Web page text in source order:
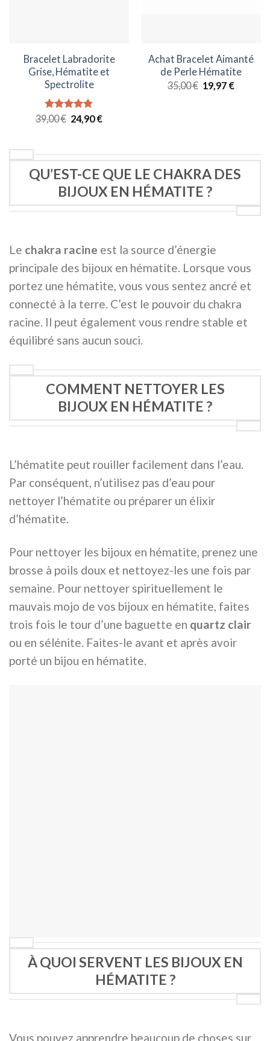
Bracelet Labradorite
Grise, Hématite et
Spectrolite
Note 5.00
sur 5
39,00€ Le
prix
24,90€Le
Achat Bracelet Aimanté
de Perle Hématite
35,00€ Le
prix
19,97 €Le
QU’EST-CE QUE LE CHAKRA DES
BIJOUX EN HÉMATITE ?
Le chakra racine est la source d’énergie
principale des bijoux en hématite. Lorsque vous
portez une hématite, vous vous sentez ancré et
connecté à la terre. C’est le pouvoir du chakra
racine. Il peut également vous rendre stable et
équilibré sans aucun souci.
COMMENT NETTOYER LES
BIJOUX EN HÉMATITE ?
L’hématite peut rouiller facilement dans l’eau.
Par conséquent, n’utilisez pas d’eau pour
nettoyer l’hématite ou préparer un élixir
d’hématite.
Pour nettoyer les bijoux en hématite, prenez une
brosse à poils doux et nettoyez-les une fois par
semaine. Pour nettoyer spirituellement le
mauvais mojo de vos bijoux en hématite, faites
trois fois le tour d’une baguette en quartz clair
ou en sélénite. Faites-le avant et après avoir
porté un bijou en hématite.
À QUOI SERVENT LES BIJOUX EN
HÉMATITE ?
Vous pouvez apprendre beaucoup de choses sur